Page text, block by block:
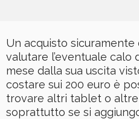
Un acquisto sicuramente
valutare l’eventuale calo
mese dalla sua uscita
costare sui 200 euro è
trovare altri tablet o
soprattutto se si